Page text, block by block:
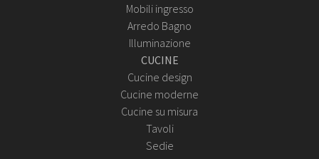
Mobili ingresso
Arredo Bagno
Illuminazione
CUCINE
Cucine design
Cucine moderne
Cucine su misura
Tavoli
Sedie